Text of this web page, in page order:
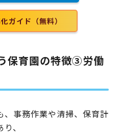
ガイド（無料）
保育園の特徴③労働
事務作業や清掃、保育計
、